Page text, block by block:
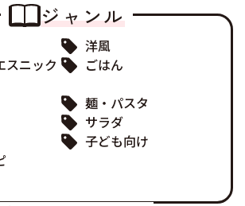
ジャンル
洋風
スニック
ごはん
麺・パスタ
サラダ
子ども向け